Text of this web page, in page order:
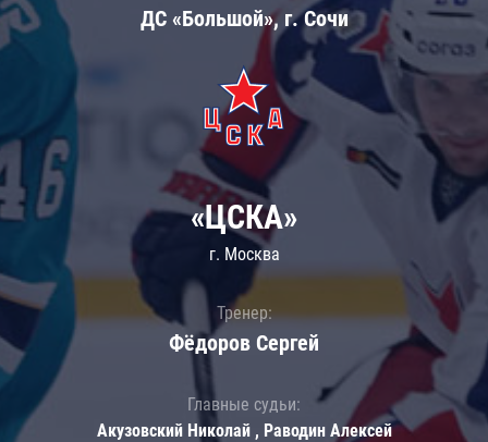
ДС «Большой», г. Сочи
«ЦСКА»
г. Москва
Тренер:
Фёдоров Сергей
Главные судьи:
Акузовский Николай , Раводин Алексей